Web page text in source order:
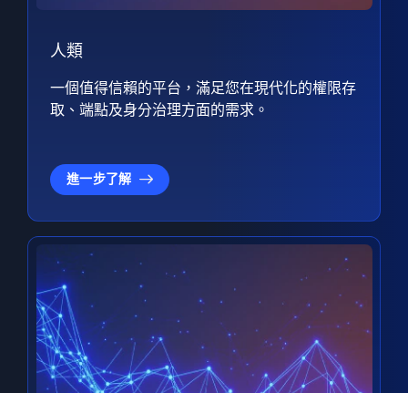
人類
一個值得信賴的平台，滿足您在現代化的權限存
取、端點及身分治理方面的需求。
進一步了解